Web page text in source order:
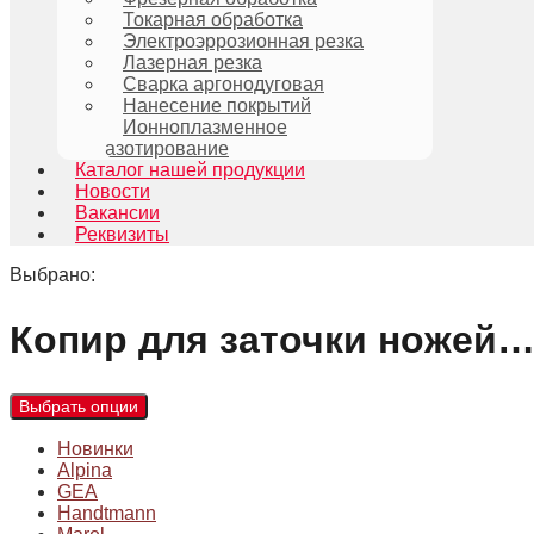
Токарная обработка
Электроэррозионная резка
Лазерная резка
Сварка аргонодуговая
Нанесение покрытий
Ионноплазменное
азотирование
Каталог нашей продукции
Новости
Вакансии
Реквизиты
Выбрано:
Копир для заточки ножей…
Выбрать опции
Новинки
Alpina
GEA
Handtmann